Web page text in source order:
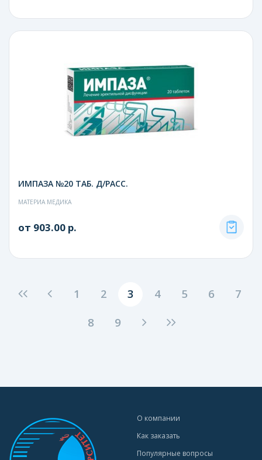
ИМПАЗА №20 ТАБ. Д/РАСС.
МАТЕРИА МЕДИКА
от 903.00 р.
1 2 3 4 5 6
7
8
9
О компании
Как заказать
Популярные вопросы